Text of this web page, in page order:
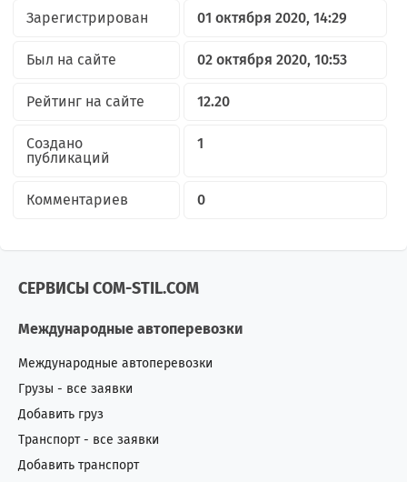
Зарегистрирован 01 октября 2020, 14:29
Был на сайте 02 октября 2020, 10:53
Рейтинг на сайте 12.20
Создано
публикаций
1
Комментариев 0
СЕРВИСЫ COM-STIL.COM
Международные автоперевозки
Международные автоперевозки
Грузы - все заявки
Добавить груз
Транспорт - все заявки
Добавить транспорт